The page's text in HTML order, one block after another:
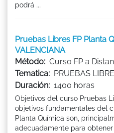
podrá ...
Pruebas Libres FP Planta
VALENCIANA
Método: Curso FP a
Tematica: PRUEBAS
Duración: 1400 horas
Objetivos del curso Pruebas
objetivos fundamentales del
Planta Química son,
adecuadamente para